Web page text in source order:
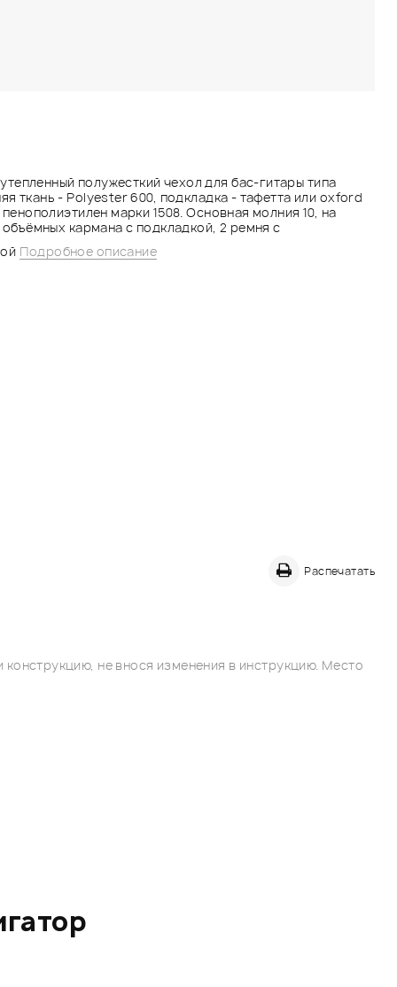
полужесткий чехол для бас-гитары типа
ткань - Polyester 600, подкладка - тафетта или oxford
марки 1508. Основная молния 10, на
кармана с подкладкой, 2 ремня с
Подробное описание
Распечатать
не внося изменения в инструкцию. Место